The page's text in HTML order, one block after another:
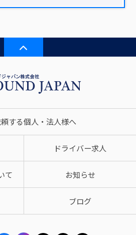
する個人・法人様へ
ドライバー求人
て お知らせ
ブログ